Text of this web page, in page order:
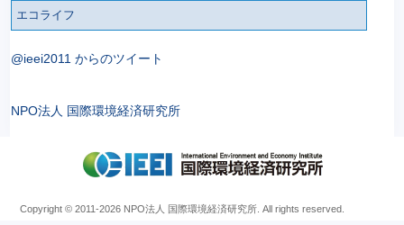
エコライフ
@ieei2011 からのツイート
NPO法人 国際環境経済研究所
Copyright © 2011-2026 NPO法人 国際環境経済研究所. All rights reserved.